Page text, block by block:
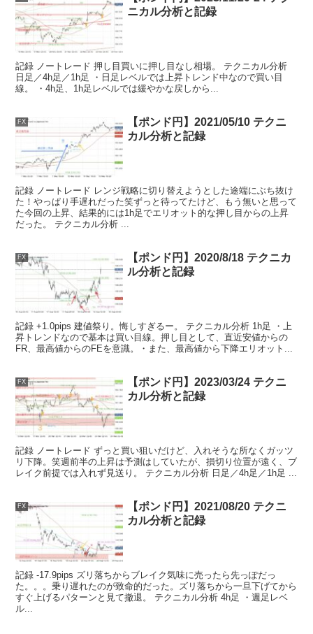
ニカル分析と記録
記録 ノートレード 押し目買いに押し目なし相場。 テクニカル分析
日足／4h足／1h足 ・日足レベルでは上昇トレンド中なので買い目
線。 ・4h足、1h足レベルでは緩やかな戻しから...
FX
【ポンド円】2021/05/10 テクニ
カル分析と記録
記録 ノートレード レンジ戦略に切り替えようとした途端にぶち抜け
た！やっぱり手遅れだった笑ずっと待ってたけど、もう無いと思って
た今回の上昇、結果的には1h足でエリオット的な押し目からの上昇
だった。 テクニカル分析 ...
FX
【ポンド円】2020/8/18 テクニカ
ル分析と記録
記録 +1.0pips 建値祭り。悔しすぎるー。 テクニカル分析 1h足 ・上
昇トレンドなので基本は買い目線。押し目として、直近安値からの
FR、最高値からのFEを意識。・また、最高値から下降エリオット...
FX
【ポンド円】2023/03/24 テクニ
カル分析と記録
記録 ノートレード ずっと買い狙いだけど、入れそうな所なくガッツ
リ下降。笑週前半の上昇は予測はしていたが、損切り位置が遠く、ブ
レイク前提では入れず見送り。 テクニカル分析 日足／4h足／1h足 ...
FX
【ポンド円】2021/08/20 テクニ
カル分析と記録
記録 -17.9pips ズリ落ちからブレイク気味に売ったら先っぽだっ
た。。。乗り遅れたのが致命的だった。ズリ落ちから一旦下げてから
すぐ上げるパターンと見て撤退。 テクニカル分析 4h足 ・週足レベ
ル...